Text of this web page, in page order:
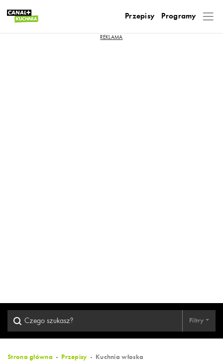
Przepisy Programy
Filtry
Strona główna Przepisy Kuchnia włoska